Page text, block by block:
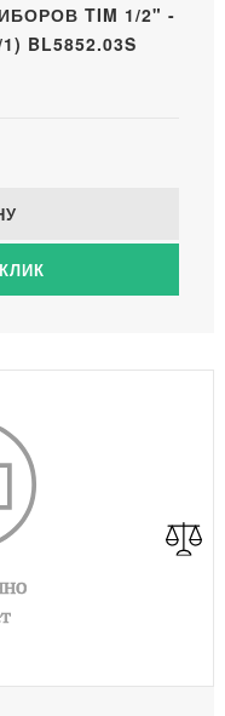
TIM 1/2" -
BL5852.03S